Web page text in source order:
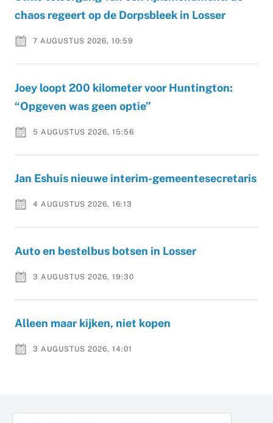
chaos regeert op de Dorpsbleek in Losser
7 AUGUSTUS 2026, 10:59
Joey loopt 200 kilometer voor Huntington:
“Opgeven was geen optie”
5 AUGUSTUS 2026, 15:56
Jan Eshuis nieuwe interim-gemeentesecretaris
4 AUGUSTUS 2026, 16:13
Auto en bestelbus botsen in Losser
3 AUGUSTUS 2026, 19:30
Alleen maar kijken, niet kopen
3 AUGUSTUS 2026, 14:01